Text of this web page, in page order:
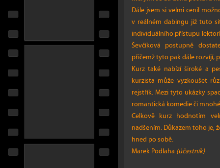
Dále jsem si velmi cenil
v reálném dabingu již tuto
individuálního přístupu
Ševčíková postupně
přičemž tyto pak dále rozvíjí,
Kurz také nabízí široké a
kurzista může vyzkoušet
rejstřík. Mezi tyto ukázky
romantická komedie či
Celkově kurz hodnotím
nadšením. Důkazem toho je,
hned po sobě.
Marek Podlaha (účastník)